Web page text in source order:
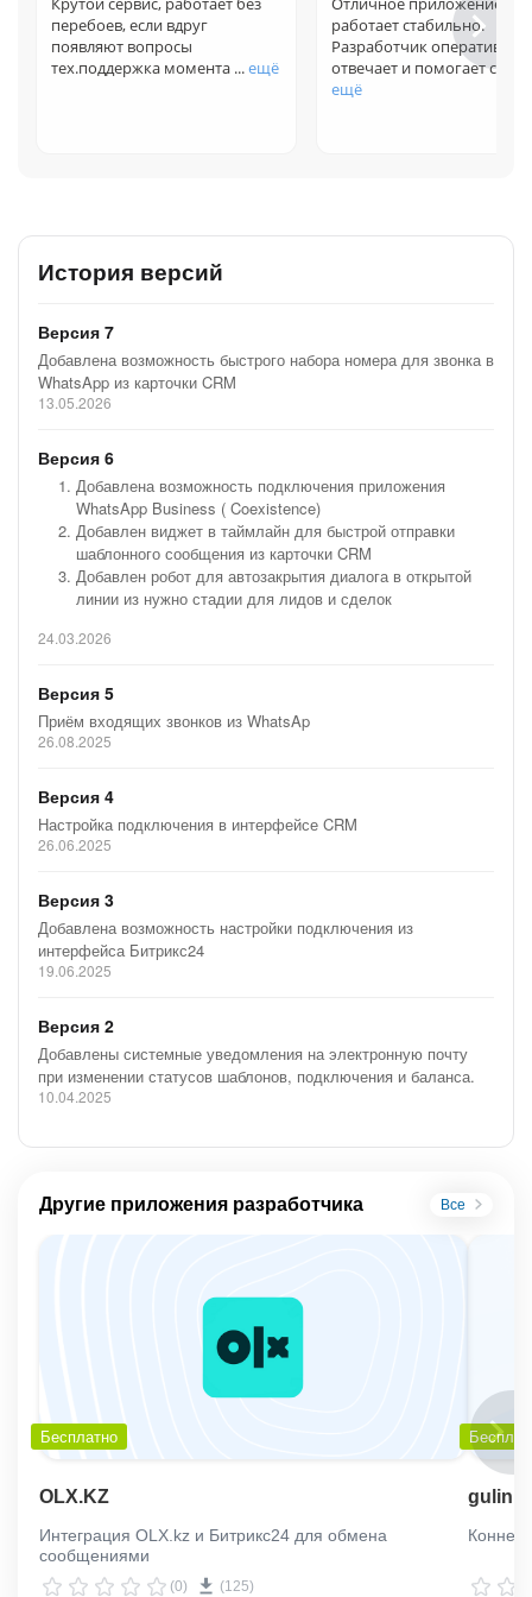
перебоев, если вдруг
появляют вопросы
тех.поддержка момента ...ещё
работает стабильно.
Разработчик оперативно
отвечает и помогает с на...
ещё
История версий
Версия 7
Добавлена возможность быстрого набора номера для звонка в
WhatsApp из карточки CRM
13.05.2026
Версия 6
Добавлена возможность подключения приложения
WhatsApp Business ( Coexistence)
Добавлен виджет в таймлайн для быстрой отправки
шаблонного сообщения из карточки CRM
Добавлен робот для автозакрытия диалога в открытой
линии из нужно стадии для лидов и сделок
24.03.2026
Версия 5
Приём входящих звонков из WhatsAp
26.08.2025
Версия 4
Настройка подключения в интерфейсе CRM
26.06.2025
Версия 3
Добавлена возможность настройки подключения из
интерфейса Битрикс24
19.06.2025
Версия 2
Добавлены системные уведомления на электронную почту
при изменении статусов шаблонов, подключения и баланса.
10.04.2025
Другие приложения разработчика Все
Бесплатно
OLX.KZ
Интеграция OLX.kz и Битрикс24 для обмена
сообщениями
(0) (125)